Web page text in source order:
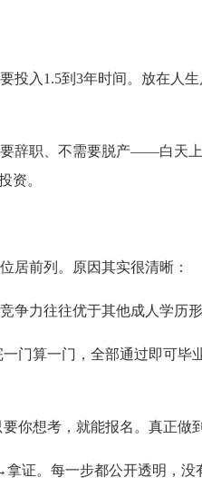
投入1.5到3年时间。放在人
辞职、不需要脱产——白天上
资。
居前列。原因其实很清晰：
争力往往优于其他成人学历形
门算一门，全部通过即可毕
你想考，就能报名。真正做
证。每一步都公开透明，